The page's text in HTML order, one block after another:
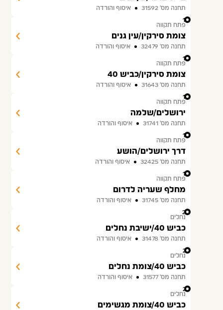
תחנה מס׳ 31592 איסוף והורדה
15
פתח תקווה
צומת סירקין/עין גנים
תחנה מס׳ 32479 איסוף והורדה
16
פתח תקווה
צומת סירקין/כביש 40
תחנה מס׳ 31643 איסוף והורדה
17
פתח תקווה
ירושלים/שלמה
תחנה מס׳ 31741 איסוף והורדה
18
פתח תקווה
דרך ירושלים/הושע
תחנה מס׳ 32425 איסוף והורדה
19
פתח תקווה
מחלף שעריה לדרום
תחנה מס׳ 31745 איסוף והורדה
20
נחלים
כביש 40/ישיבת נחלים
תחנה מס׳ 31478 איסוף והורדה
21
נחלים
כביש 40/צומת נחלים
תחנה מס׳ 31577 איסוף והורדה
22
נחלים
כביש 40/צומת מגשימים